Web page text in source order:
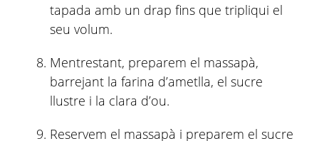
tapada amb un drap fins que tripliqui el
seu volum.
Mentrestant, preparem el massapà,
barrejant la farina d’ametlla, el sucre
llustre i la clara d’ou.
Reservem el massapà i preparem el sucre